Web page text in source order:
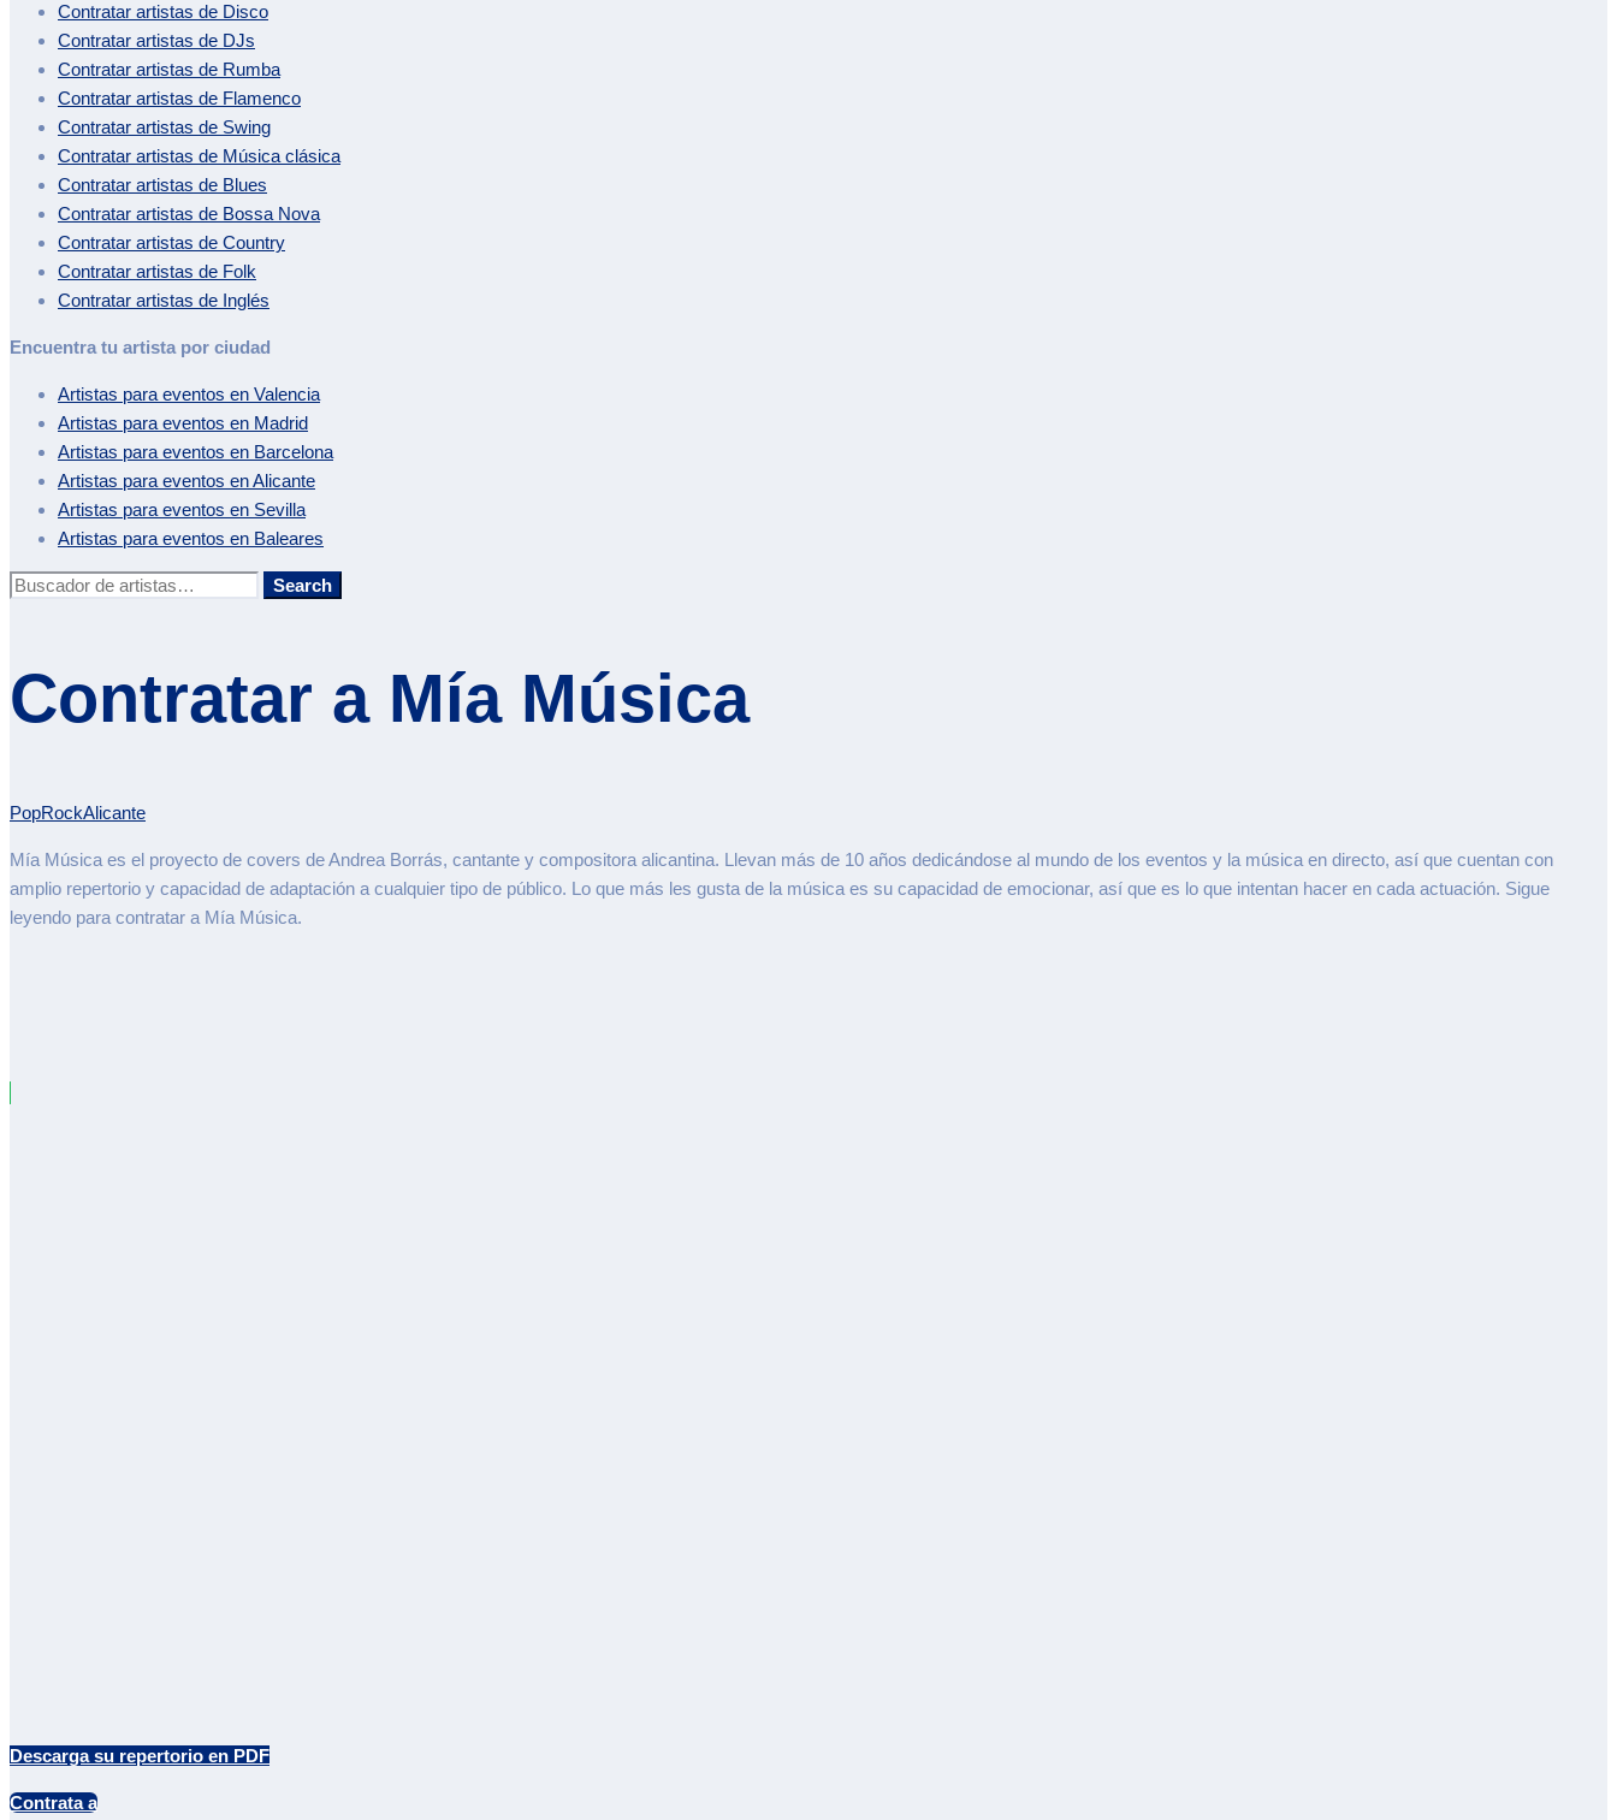
Contratar artistas de Disco
Contratar artistas de DJs
Contratar artistas de Rumba
Contratar artistas de Flamenco
Contratar artistas de Swing
Contratar artistas de Música clásica
Contratar artistas de Blues
Contratar artistas de Bossa Nova
Contratar artistas de Country
Contratar artistas de Folk
Contratar artistas de Inglés
Encuentra tu artista por ciudad
Artistas para eventos en Valencia
Artistas para eventos en Madrid
Artistas para eventos en Barcelona
Artistas para eventos enAlicante
Artistas para eventos en Sevilla
Artistas para eventos en Baleares
Buscar: Search
Contratar a Mía Música
PopRockAlicante
Mía Música es el proyecto de covers de Andrea Borrás, cantante y compositora alicantina. Llevan más de 10 años dedicándose al mundo de los eventos y la música en directo, así que cuentan con
amplio repertorio y capacidad de adaptación a cualquier tipo de público. Lo que más les gusta de la música es su capacidad de emocionar, así que es lo que intentan hacer en cada actuación. Sigue
leyendo para contratar a Mía Música.
Descarga su repertorio en PDF
Contrata a